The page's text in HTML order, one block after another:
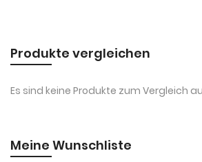
Produkte vergleichen
Es sind keine Produkte zum Vergleich
Meine Wunschliste